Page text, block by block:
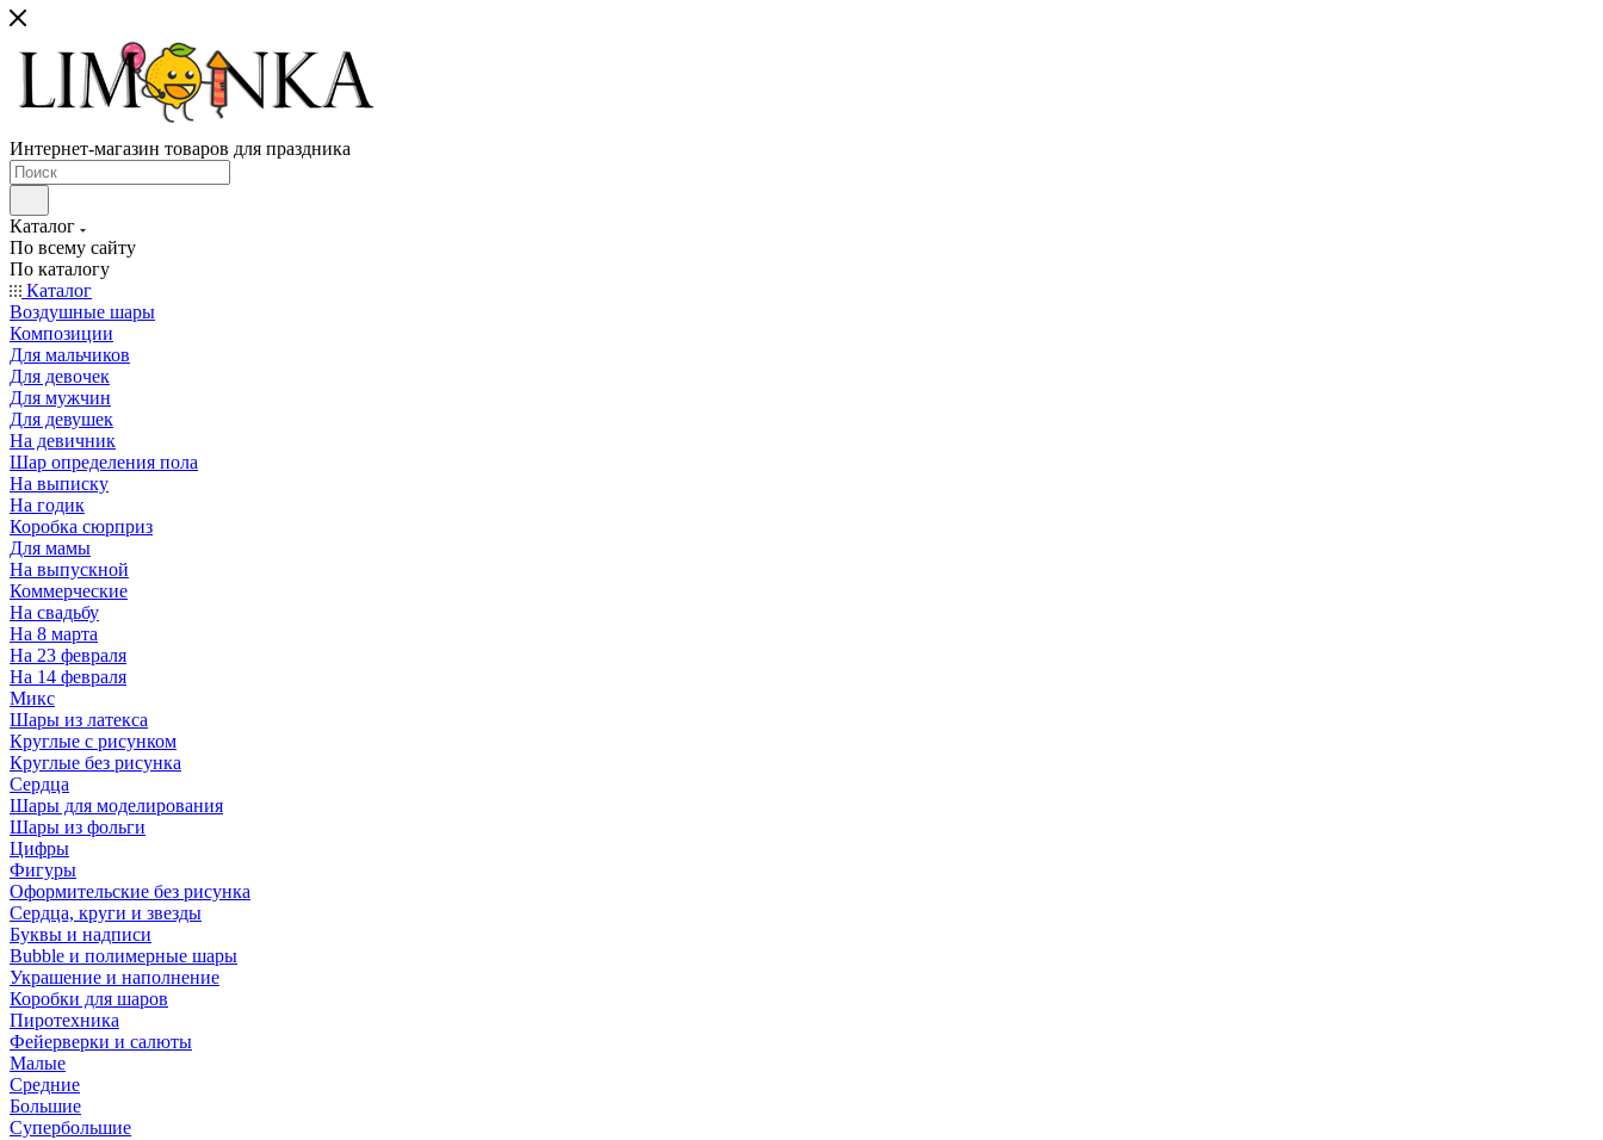
Интернет-магазин товаров для праздника
Каталог
По всему сайту
По каталогу
Каталог
Воздушные шары
Композиции
Для мальчиков
Для девочек
Для мужчин
Для девушек
На девичник
Шар определения пола
На выписку
На годик
Коробка сюрприз
Для мамы
На выпускной
Коммерческие
На свадьбу
На 8 марта
На 23 февраля
На 14 февраля
Микс
Шары из латекса
Круглые с рисунком
Круглые без рисунка
Сердца
Шары для моделирования
Шары из фольги
Цифры
Фигуры
Оформительские без рисунка
Сердца, круги и звезды
Буквы и надписи
Bubble и полимерные шары
Украшение и наполнение
Коробки для шаров
Пиротехника
Фейерверки и салюты
Малые
Средние
Большие
Супербольшие